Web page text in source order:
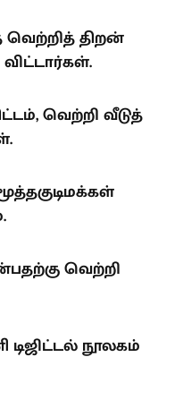
திறன்
வெற்றி வீடுத்
வெற்றி
டிஜிட்டல் நூலகம்